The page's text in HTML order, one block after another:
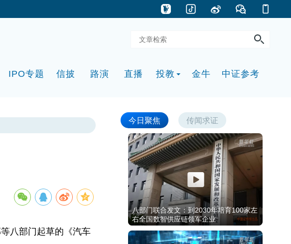
IPO专题 信披 路演 直播 投教 金牛 中证参考
八部门起草的《汽车
今日聚焦 传闻求证
八部门联合发文：到2030年培育100家左
右全国数智供应链领军企业